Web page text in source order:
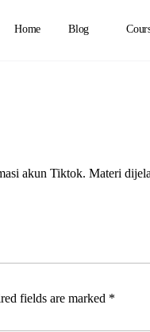
Home Blog
akun Tiktok. Materi
fields are marked *